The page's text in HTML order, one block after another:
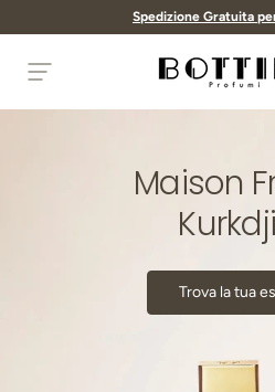
Passa ai contenuti
Spedizione Gratuita
Bottini
Maison
Trova la tua